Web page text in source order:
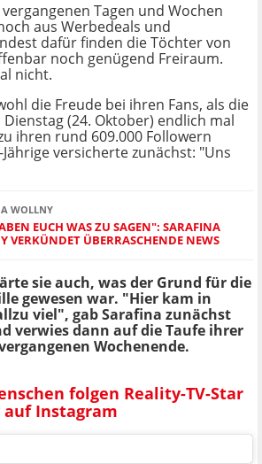
Tagen und Wochen
aus Werbedeals und
dafür finden die Töchter von
noch genügend Freiraum.
nicht.
die Freude bei ihren Fans, als die
(24. Oktober) endlich mal
ihren rund 609.000 Followern
versicherte zunächst: "Uns
WOLLNY
EUCH WAS ZU SAGEN": SARAFINA
VERKÜNDET ÜBERRASCHENDE NEWS
sie auch, was der Grund für die
gewesen war. "Hier kam in
viel", gab Sarafina zunächst
verwies dann auf die Taufe ihrer
Wochenende.
folgen Reality-TV-Star
Instagram